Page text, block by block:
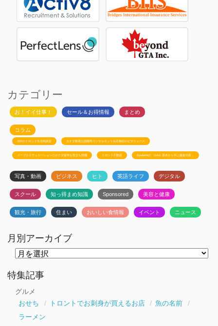
カテゴリー
お！イイ仕事！ セール＆お得情報 まとめ
コラム
JSSのトロント生活相談室 カナダ政府公認移民コンサルタント白石有紀のビザニュース
メープルエデュケーションのカナダ留学お役立ち情報 トロント不動産 Ayudanteの「GA4: 基本から学ぶ最新分析」
写真・動画 ビジネス ヒト 英語ライフ デジタル
スクール 知っ得まめ知識 Sponsored 美容と健康
観光・旅行 住まい おいしい食情報 イベント ニュース
月別アーカイブ
ー
カ
特集記事
グルメ
おせち
トロントでお刺身が買えるお店
魚の名前
ラーメン